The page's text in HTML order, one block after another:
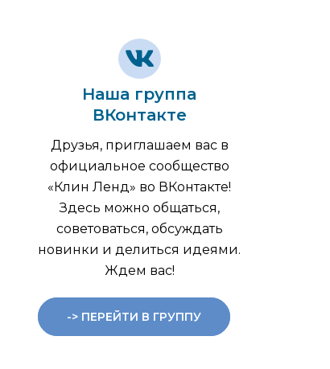
Наша группа
ВКонтакте
Друзья, приглашаем вас в
официальное сообщество
«Клин Ленд» во ВКонтакте!
Здесь можно общаться,
советоваться, обсуждать
новинки и делиться идеями.
Ждем вас!
-> ПЕРЕЙТИ В ГРУППУ